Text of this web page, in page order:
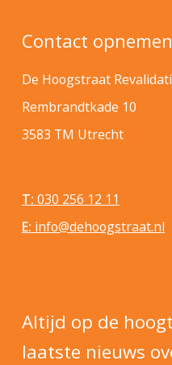
Contact opnemen
De Hoogstraat
Rembrandtkade 10
3583 TM Utrecht
T: 030 256 12 11
E: info@dehoogstraat.nl
Altijd op de
laatste nieuws